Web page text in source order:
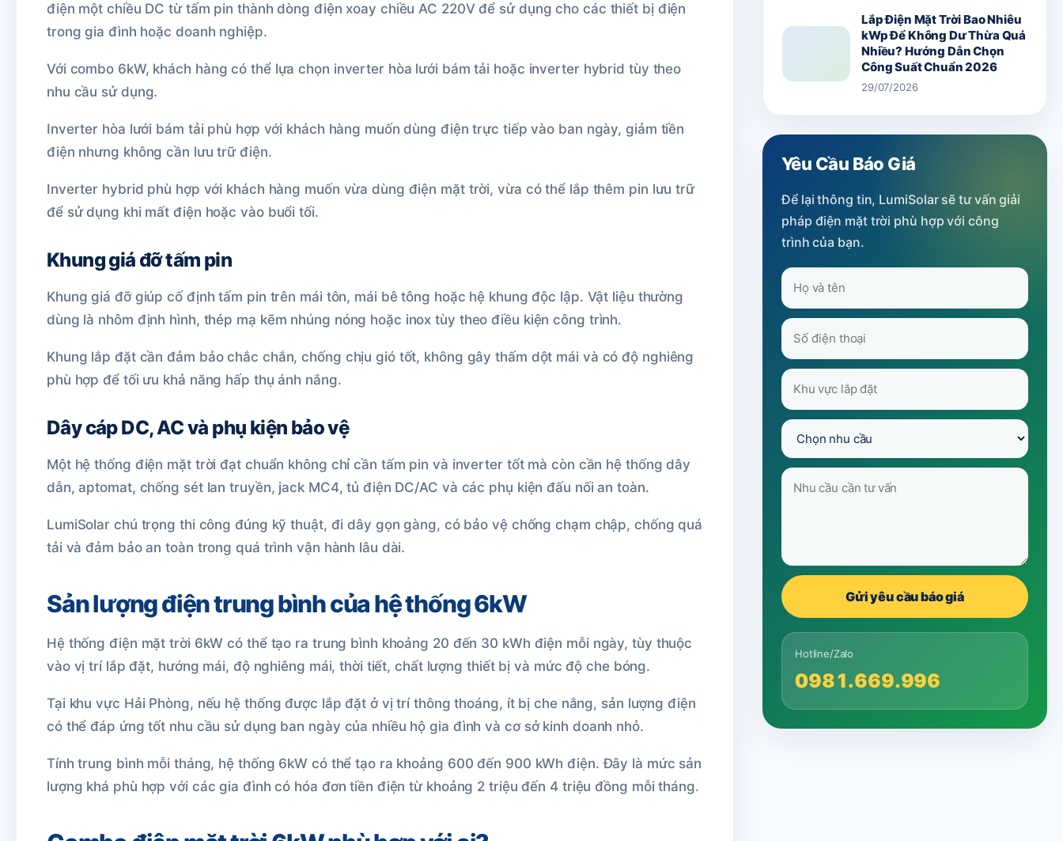
điện một chiều DC từ tấm pin thành dòng điện xoay chiều AC 220V để sử dụng cho các thiết bị điện
trong gia đình hoặc doanh nghiệp.
Với combo 6kW, khách hàng có thể lựa chọn inverter hòa lưới bám tải hoặc inverter hybrid tùy theo
nhu cầu sử dụng.
Inverter hòa lưới bám tải phù hợp với khách hàng muốn dùng điện trực tiếp vào ban ngày, giảm tiền
điện nhưng không cần lưu trữ điện.
Inverter hybrid phù hợp với khách hàng muốn vừa dùng điện mặt trời, vừa có thể lắp thêm pin lưu trữ
để sử dụng khi mất điện hoặc vào buổi tối.
Khung giá đỡ tấm pin
Khung giá đỡ giúp cố định tấm pin trên mái tôn, mái bê tông hoặc hệ khung độc lập. Vật liệu thường
dùng là nhôm định hình, thép mạ kẽm nhúng nóng hoặc inox tùy theo điều kiện công trình.
Khung lắp đặt cần đảm bảo chắc chắn, chống chịu gió tốt, không gây thấm dột mái và có độ nghiêng
phù hợp để tối ưu khả năng hấp thụ ánh nắng.
Dây cáp DC, AC và phụ kiện bảo vệ
Một hệ thống điện mặt trời đạt chuẩn không chỉ cần tấm pin và inverter tốt mà còn cần hệ thống dây
dẫn, aptomat, chống sét lan truyền, jack MC4, tủ điện DC/AC và các phụ kiện đấu nối an toàn.
LumiSolar chú trọng thi công đúng kỹ thuật, đi dây gọn gàng, có bảo vệ chống chạm chập, chống quá
tải và đảm bảo an toàn trong quá trình vận hành lâu dài.
Sản lượng điện trung bình của hệ thống 6kW
Hệ thống điện mặt trời 6kW có thể tạo ra trung bình khoảng 20 đến 30 kWh điện mỗi ngày, tùy thuộc
vào vị trí lắp đặt, hướng mái, độ nghiêng mái, thời tiết, chất lượng thiết bị và mức độ che bóng.
Tại khu vực Hải Phòng, nếu hệ thống được lắp đặt ở vị trí thông thoáng, ít bị che nắng, sản lượng điện
có thể đáp ứng tốt nhu cầu sử dụng ban ngày của nhiều hộ gia đình và cơ sở kinh doanh nhỏ.
Tính trung bình mỗi tháng, hệ thống 6kW có thể tạo ra khoảng 600 đến 900 kWh điện. Đây là mức sản
lượng khá phù hợp với các gia đình có hóa đơn tiền điện từ khoảng 2 triệu đến 4 triệu đồng mỗi tháng.
Lắp Điện Mặt Trời Bao Nhiêu
kWp Để Không Dư Thừa Quá
Nhiều? Hướng Dẫn Chọn
Công Suất Chuẩn 2026
29/07/2026
Yêu Cầu Báo Giá
Để lại thông tin, LumiSolar sẽ tư vấn giải
pháp điện mặt trời phù hợp với công
trình của bạn.
Gửi yêu cầu báo giá
Hotline/Zalo
0981.669.996